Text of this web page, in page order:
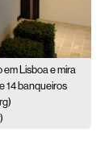
em Lisboa e mira
14 banqueiros